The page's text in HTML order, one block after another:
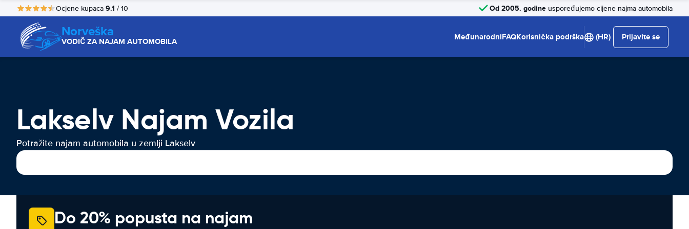
Ocjene kupaca 9.1 / 10 Od 2005. godine uspoređujemo cijene najma automobila
Norveška
VODIČ ZA NAJAM AUTOMOBILA MeđunarodniFAQKorisnička podrška (HR) Prijavite se
Lakselv Najam Vozila
Potražite najam automobila u zemlji Lakselv
Do 20% popusta na najam